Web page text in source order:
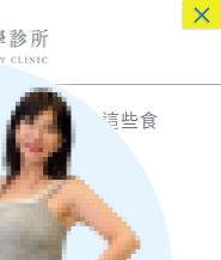
些？小心這些食
心這些食
×